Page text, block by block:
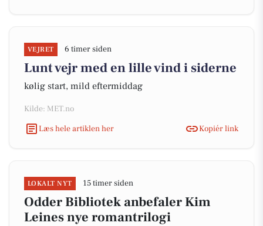
VEJRET 6 timer siden
Lunt vejr med en lille vind i siderne
kølig start, mild eftermiddag
Kilde: MET.no
Læs hele artiklen her
Kopiér link
LOKALT NYT 15 timer siden
Odder Bibliotek anbefaler Kim
Leines nye romantrilogi